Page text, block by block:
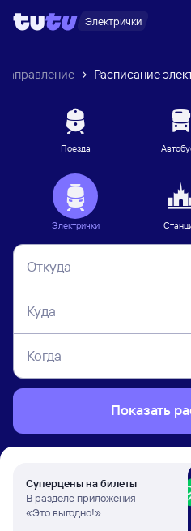
Электрички
Расписание
Поезда
Электрички
Откуда
Куда
Когда
Показать
Суперцены на билеты
В разделе приложения
«Это выгодно!»